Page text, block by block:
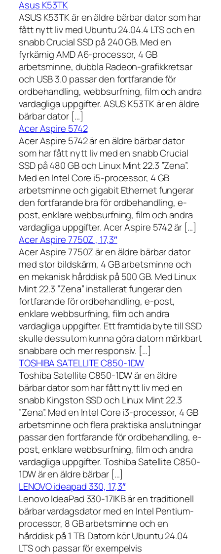
Asus K53TK
ASUS K53TK är en äldre bärbar dator som har
fått nytt liv med Ubuntu 24.04.4 LTS och en
snabb Crucial SSD på 240 GB. Med en
fyrkärnig AMD A6-processor, 4 GB
arbetsminne, dubbla Radeon-grafikkretsar
och USB 3.0 passar den fortfarande för
ordbehandling, webbsurfning, film och andra
vardagliga uppgifter. ASUS K53TK är en äldre
bärbar dator […]
Acer Aspire 5742
Acer Aspire 5742 är en äldre bärbar dator
som har fått nytt liv med en snabb Crucial
SSD på 480 GB och Linux Mint 22.3 ”Zena”.
Med en Intel Core i5-processor, 4 GB
arbetsminne och gigabit Ethernet fungerar
den fortfarande bra för ordbehandling, e-
post, enklare webbsurfning, film och andra
vardagliga uppgifter. Acer Aspire 5742 är […]
Acer Aspire 7750Z , 17,3″
Acer Aspire 7750Z är en äldre bärbar dator
med stor bildskärm, 4 GB arbetsminne och
en mekanisk hårddisk på 500 GB. Med Linux
Mint 22.3 ”Zena” installerat fungerar den
fortfarande för ordbehandling, e-post,
enklare webbsurfning, film och andra
vardagliga uppgifter. Ett framtida byte till SSD
skulle dessutom kunna göra datorn märkbart
snabbare och mer responsiv. […]
TOSHIBA SATELLITE C850-1DW
Toshiba Satellite C850-1DW är en äldre
bärbar dator som har fått nytt liv med en
snabb Kingston SSD och Linux Mint 22.3
”Zena”. Med en Intel Core i3-processor, 4 GB
arbetsminne och flera praktiska anslutningar
passar den fortfarande för ordbehandling, e-
post, enklare webbsurfning, film och andra
vardagliga uppgifter. Toshiba Satellite C850-
1DW är en äldre bärbar […]
LENOVO ideapad 330, 17,3″
Lenovo IdeaPad 330-17IKB är en traditionell
bärbar vardagsdator med en Intel Pentium-
processor, 8 GB arbetsminne och en
hårddisk på 1 TB. Datorn kör Ubuntu 24.04
LTS och passar för exempelvis